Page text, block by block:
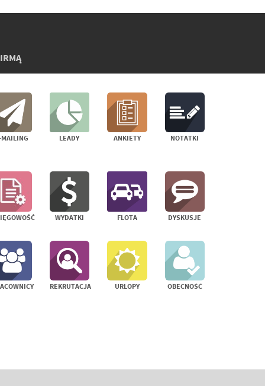
MAILING LEADY ANKIETY NOTATKI
WYDATKI FLOTA DYSKUSJE
REKRUTACJA URLOPY OBECNOŚĆ